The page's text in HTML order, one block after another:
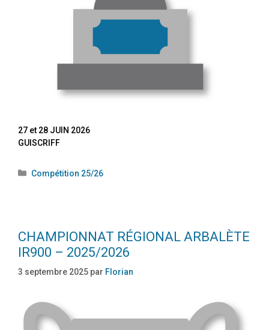
27 et 28 JUIN 2026
GUISCRIFF
Compétition 25/26
CHAMPIONNAT RÉGIONAL ARBALÈTE
IR900 – 2025/2026
3 septembre 2025 par Florian